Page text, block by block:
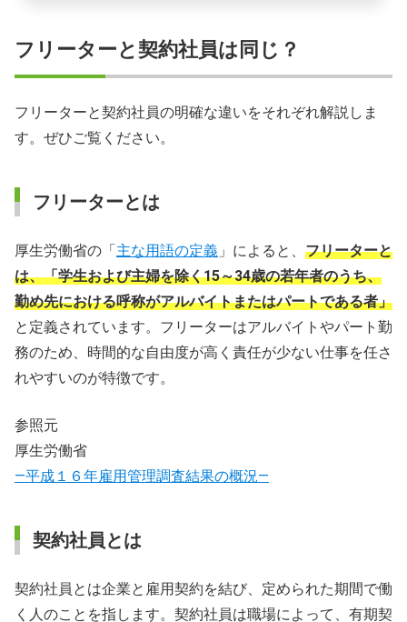
フリーターと契約社員は同じ？
フリーターと契約社員の明確な違いをそれぞれ解説しま
す。ぜひご覧ください。
フリーターとは
厚生労働省の「 主な用語の定義 」によると、 フリーターと
は、「学生および主婦を除く15～34歳の若年者のうち、
勤め先における呼称がアルバイトまたはパートである者」
と定義されています。フリーターはアルバイトやパート勤
務のため、時間的な自由度が高く責任が少ない仕事を任さ
れやすいのが特徴です。
参照元
厚生労働省
―平成１６年雇用管理調査結果の概況―
契約社員とは
契約社員とは企業と雇用契約を結び、定められた期間で働
く人のことを指します。契約社員は職場によって、有期契